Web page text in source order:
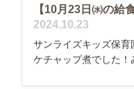
【10月23日㈬の給
2024.10.23
サンライズキッズ保
ケチャップ煮でした！